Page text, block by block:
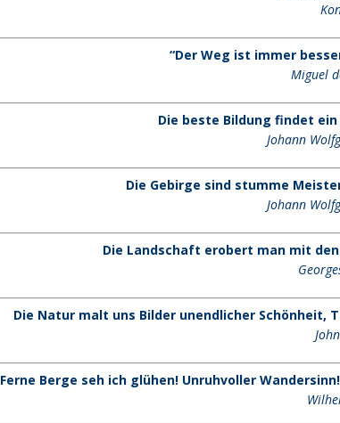
“Der Weg ist immer
Miguel
Die beste Bildung findet
Johann
Die Gebirge sind stumme
Johann
Die Landschaft erobert man mit
Die Natur malt uns Bilder unendlicher Schönheit,
Ferne Berge seh ich glühen! Unruhvoller Wandersinn!